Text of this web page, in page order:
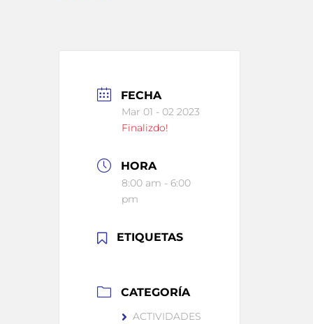
FECHA
Mar 01 - 02 2023
Finalizdo!
HORA
8:00 am - 6:00
pm
ETIQUETAS
CATEGORÍA
ACTIVIDADES